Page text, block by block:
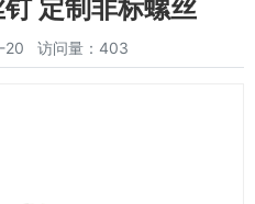
定制非标螺丝
20 访问量：403